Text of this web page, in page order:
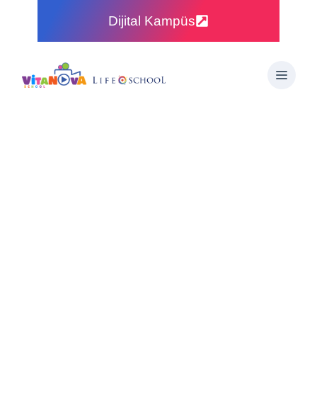
Dijital Kampüs